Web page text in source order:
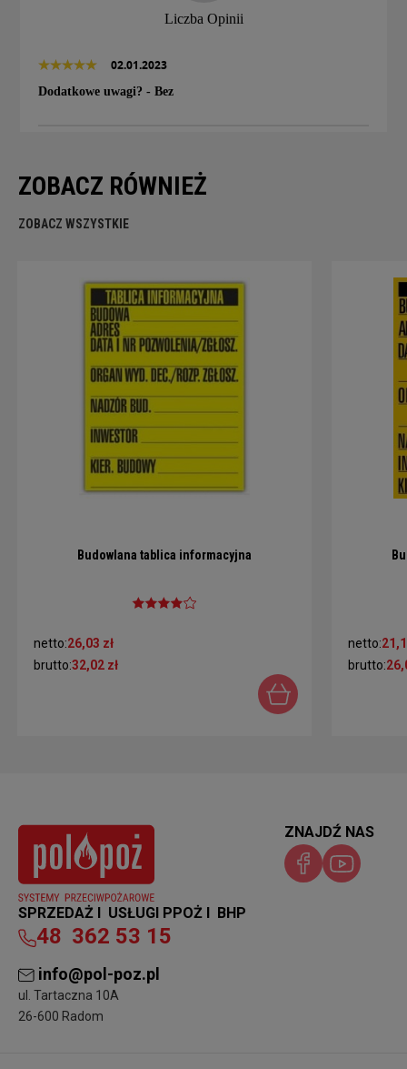
Liczba Opinii
02.01.2023
Dodatkowe uwagi? - Bez
ZOBACZ RÓWNIEŻ
ZOBACZ WSZYSTKIE
Budowlana tablica informacyjna
netto:26,03 zł
brutto:32,02 zł
netto:
brutto:
SPRZEDAŻ I USŁUGI PPOŻ I BHP
48 362 53 15
info@pol-poz.pl
ul. Tartaczna 10A
26-600 Radom
ZNAJDŹ NAS